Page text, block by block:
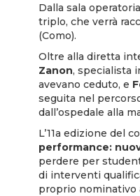
Dalla sala
triplo, che verrà
(Como).
Oltre alla diretta
Zanon, specialista
avevano ceduto, e
seguita nel
dall’ospedale alla
L’11a edizione del
performance:
perdere per
di interventi
proprio nominativo